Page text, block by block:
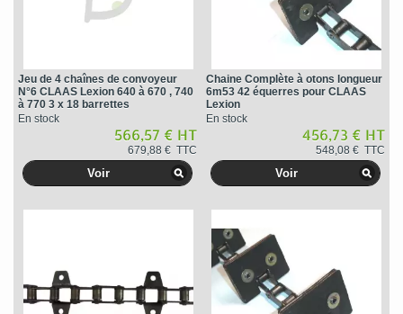
Jeu de 4 chaînes de convoyeur
N°6 CLAAS Lexion 640 à 670 , 740
à 770 3 x 18 barrettes
En stock
566,57 € HT
679,88 € TTC
Voir
Chaine Complète à otons longueur
6m53 42 équerres pour CLAAS
Lexion
En stock
456,73 € HT
548,08 € TTC
Voir